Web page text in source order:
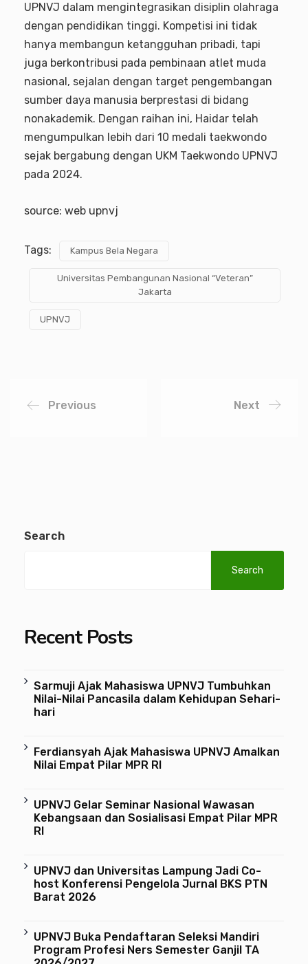
UPNVJ dalam mengintegrasikan disiplin olahraga
dengan pendidikan tinggi. Kompetisi ini tidak
hanya membangun ketangguhan pribadi, tapi
juga berkontribusi pada pembinaan atlet muda
nasional, sejalan dengan target pengembangan
sumber daya manusia berprestasi di bidang
nonakademik. Dengan raihan ini, Haidar telah
mengumpulkan lebih dari 10 medali taekwondo
sejak bergabung dengan UKM Taekwondo UPNVJ
pada 2024.
source: web upnvj
Tags: Kampus Bela Negara
Universitas Pembangunan Nasional “Veteran”
Jakarta
UPNVJ
Previous Next
Search
Search
Recent Posts
Sarmuji Ajak Mahasiswa UPNVJ Tumbuhkan
Nilai-Nilai Pancasila dalam Kehidupan Sehari-
hari
Ferdiansyah Ajak Mahasiswa UPNVJ Amalkan
Nilai Empat Pilar MPR RI
UPNVJ Gelar Seminar Nasional Wawasan
Kebangsaan dan Sosialisasi Empat Pilar MPR
RI
UPNVJ dan Universitas Lampung Jadi Co-
host Konferensi Pengelola Jurnal BKS PTN
Barat 2026
UPNVJ Buka Pendaftaran Seleksi Mandiri
Program Profesi Ners Semester Ganjil TA